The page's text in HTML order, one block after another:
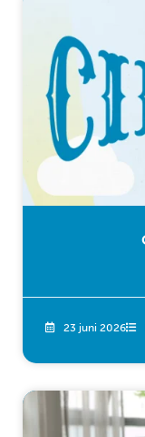
23 juni 2026